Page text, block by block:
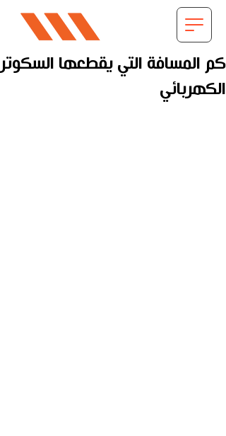
كم المسافة التي يقطعها السكوتر
الكهربائي